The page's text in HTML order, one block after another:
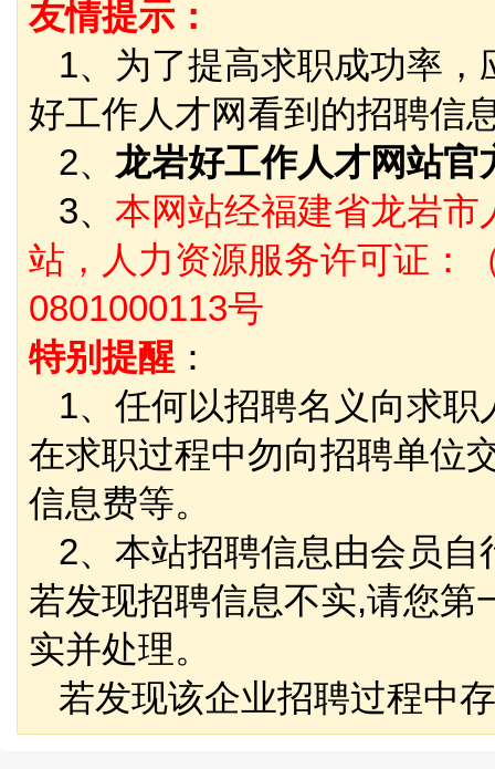
友情提示：
1、为了提高求职成功率，
好工作人才网看到的招聘信
2、 龙岩好工作人才网站
3、 本网站经福建省龙岩
站，人力资源服务许可证：
0801000113号
特别提醒 ：
1、任何以招聘名义向求职
在求职过程中勿向招聘单位
信息费等。
2、本站招聘信息由会员自
若发现招聘信息不实,请您第
实并处理。
若发现该企业招聘过程中